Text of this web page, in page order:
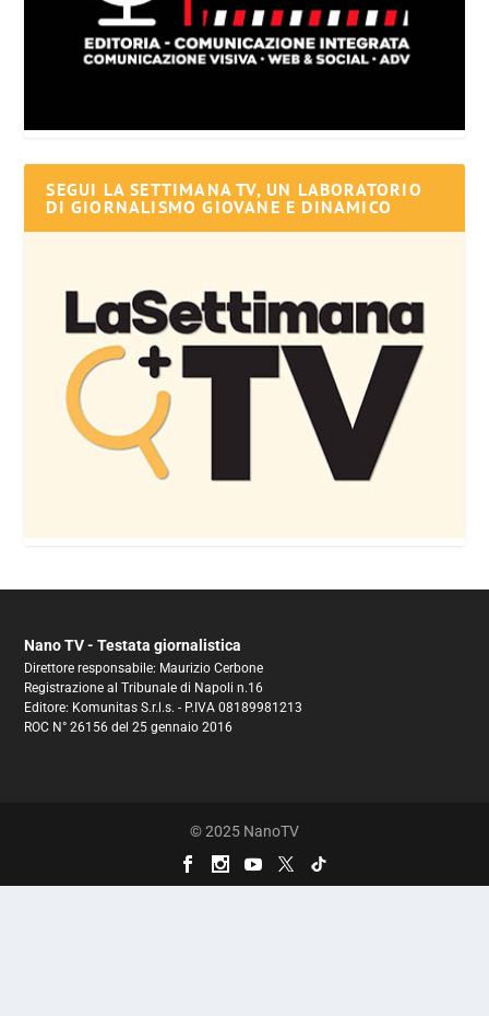
SEGUI LA SETTIMANA TV, UN LABORATORIO
DI GIORNALISMO GIOVANE E DINAMICO
Nano TV - Testata giornalistica
Direttore responsabile: Maurizio Cerbone
Registrazione al Tribunale di Napoli n.16
Editore: Komunitas S.r.l.s. - P.IVA 08189981213
ROC N° 26156 del 25 gennaio 2016
© 2025 NanoTV